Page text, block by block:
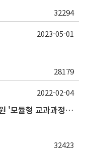
32294
28179
2023-05-01
SNU Inno-Edu 프로젝트 보건대학원 '모듈형 교과과정' 안내(revised 2022/2/28)
32423
2022-02-04